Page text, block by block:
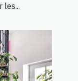
les...